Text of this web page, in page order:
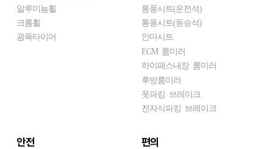
알루미늄휠
크롬휠
광폭타이어
통풍시트(운전석)
통풍시트(동승석)
안마시트
ECM 룸미러
하이패스내장 룸미러
후방룸미러
풋파킹 브레이크
전자식파킹 브레이크
안전 편의